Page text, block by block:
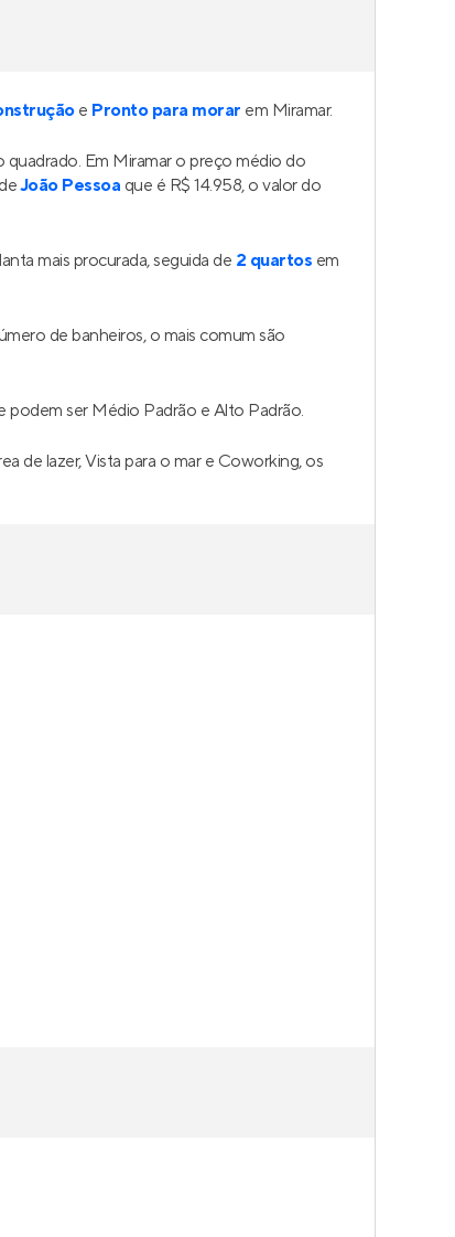
e Pronto para morar em Miramar.
Em Miramar o preço médio do
João Pessoa que é R$ 14.958, o valor do
mais procurada, seguida de 2 quartos em
de banheiros, o mais comum são
podem ser Médio Padrão e Alto Padrão.
de lazer, Vista para o mar e Coworking, os